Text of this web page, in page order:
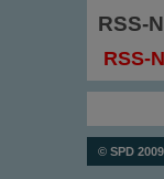
RSS-
RSS-
© SPD 2009